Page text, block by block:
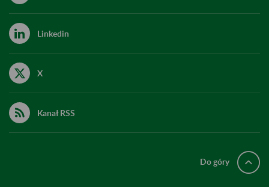
Linkedin
X
Kanał RSS
Do góry